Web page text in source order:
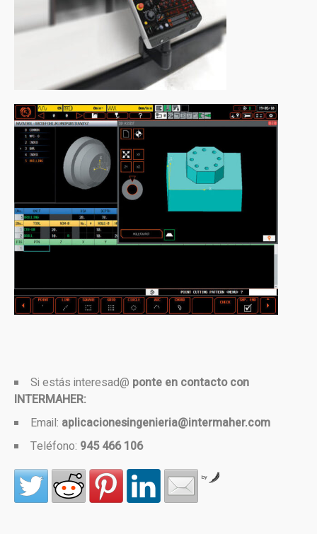
Si estás interesad@ ponte en contacto con
INTERMAHER:
Email: aplicacionesingenieria@intermaher.com
Teléfono: 945 466 106
by